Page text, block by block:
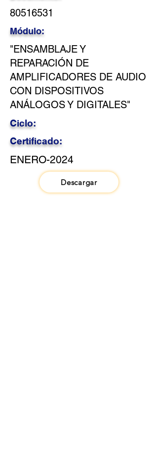
80516531
Módulo:
"ENSAMBLAJE Y
REPARACIÓN DE
AMPLIFICADORES DE AUDIO
CON DISPOSITIVOS
ANÁLOGOS Y DIGITALES"
Ciclo:
Certificado:
ENERO-2024
Descargar